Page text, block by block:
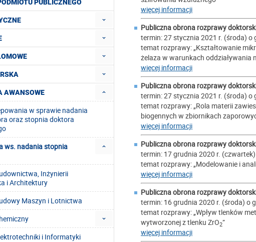
więcej informacji
Publiczna obrona rozprawy
termin: 27 stycznia 2021 r. (środa) o
temat rozprawy: „Kształtowanie
żelaza w warunkach oddziaływania
więcej informacji
Publiczna obrona rozprawy
termin: 27 stycznia 2021 r. (środa) o
temat rozprawy: „Rola materii
biogennych w zbiornikach
więcej informacji
Publiczna obrona rozprawy
termin: 17 grudnia 2020 r.
temat rozprawy: „Modelowanie i
więcej informacji
Publiczna obrona rozprawy
termin: 16 grudnia 2020 r. (środa) o
temat rozprawy: „Wpływ tlenków
wytworzonej z tlenku ZrO2”
więcej informacji
PUBLICZNEGO
AWANSOWE
w sprawie nadania
oraz stopnia doktora
ws. nadania stopnia
Inżynierii
i Architektury
Maszyn i Lotnictwa
i Informatyki